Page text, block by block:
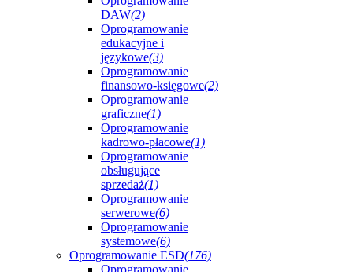
DAW(2)
Oprogramowanie
edukacyjne i
językowe(3)
Oprogramowanie
finansowo-księgowe(2)
Oprogramowanie
graficzne(1)
Oprogramowanie
kadrowo-płacowe(1)
Oprogramowanie
obsługujące
sprzedaż(1)
Oprogramowanie
serwerowe(6)
Oprogramowanie
systemowe(6)
Oprogramowanie ESD(176)
Oprogramowanie